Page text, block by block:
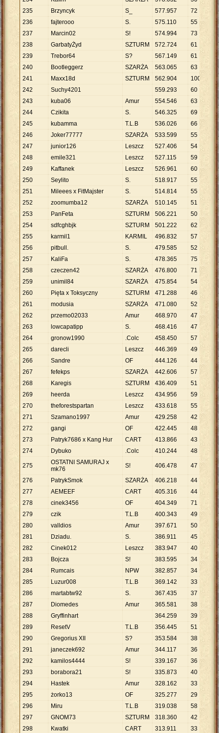
235
Brzyncyk S_ 577.957 72
.
236
fajterooo S. 575.110 55
237
Marcin02 S! 574.994 73
238
GarbatyŻyd SZTURM 572.724 61 9.
239
Trebor64 S? 567.149 61
.
240
Bootleggerz SZARŻA 563.065 63
.
241
Maxx18d SZTURM 562.904 100 5.
242
Suchy4201 559.293 60 9.
243
kuba06 Amur 554.546 63
.
244
Czikita S. 546.325 69 7 .
245
kubamma T.L.B 536.026 66 8.
246
Joker77777 SZARŻA 533.599 55
.
247
junior126 Leszcz 527.406 54 9.
248
emile321 Leszcz 527.115 59 8
249
Kaffanek Leszcz 526.961 60
.
250
Seylito S. 518.917 55 9.
251
Mileees x FitMajster S. 514.814 55
.
252
zoomumba12 SZARŻA 510.145 51
253
PanFeta SZTURM 506.221 50
254
sdfcghbjk SZTURM 501.222 62
.
255
karmil1 KARMIL 496.832 57
.
256
pitbull. S. 479.585 52 9.
257
KaliFa S. 478.365 75
258
czeczen42 SZARŻA 476.800 71 6.
259
unimil84 SZARŻA 475.854 54 8
260
Pięta x Toksyczny SZTURM 471.288 46
261
modusia SZARŻA 471.080 52 9
262
przemo02033 Amur 468.970 47
263
lowcapatipp S. 468.416 47
.
264
gronow1990 .Colc 458.450 57 8.
265
darecli Leszcz 446.369 49
.
266
Sandre OF 444.126 44
267
fefekps SZARŻA 442.606 57 7.
268
Karegis SZTURM 436.409 51
.
269
heerda Leszcz 434.956 59 7 .
270
theforestspartan Leszcz 433.618 55 7.
271
Szamano1997 Amur 429.258 42
272
gangi OF 422.445 48 8.
273
Patryk7686 x Kang Hur CART 413.866 43 9
274
Dybuko .Colc 410.244 48 .
275
OSTATNI SAMURAJ x
mk76
S! 406.478 47 8.
276 PatrykSmok SZARŻA 406.218 44
.
277
AEMEEF CART 405.316 44 9.
278
cinek3456 OF 404.349 71 5
279
czik T.L.B 400.343 49
.
280
valldios Amur 397.671 50 7.
281
Dziadu. S. 386.911 45
.
282
Cinek012 Leszcz 383.947 40 9.
283
Bojcza S! 383.595 34
284
Rumcais NPW 382.857 34
285
Luzur008 T.L.B 369.142 33
286
martabtw92 S. 367.435 37 9.
287
Diomedes Amur 365.581 38
288
Gryffinhart 364.259 39 9.
289
ResetV T.L.B 356.445 51 6
290
Gregorius XII S? 353.584 38
.
291
janeczek692 Amur 344.117 36 9
292
kamilos4444 S! 339.167 36
293
borabora21 S! 335.873 40
.
294
Hastek Amur 328.162 33 9.
295
żorko13 OF 325.277 29
296
Miru T.L.B 319.038 58 5
297
GNOM73 SZTURM 318.360 42 7.
298
Kwatki CART 313.911 33
.